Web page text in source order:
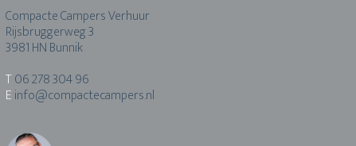
Compacte Campers Verhuur
Rijsbruggerweg 3
3981 HN Bunnik
T06 278 304 96
Einfo@compactecampers.nl